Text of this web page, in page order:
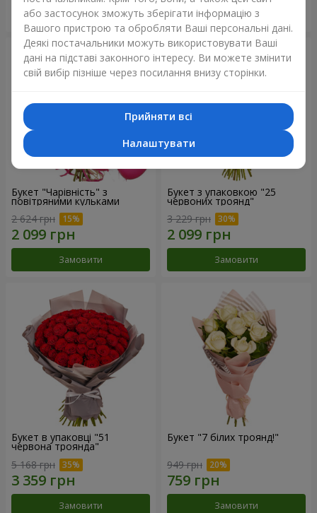
Замовити Замовити
Букет "Чарівність" з
повітряними кульками
2 624 грн
Замовити
Букет з упаковкою "25
червоних троянд"
3 229 грн
Замовити
Букет в упаковці "51
червона троянда"
5 168 грн
Замовити
Букет "7 білих троянд!"
949 грн
Замовити
або застосунок зможуть зберігати інформацію з
Вашого пристрою та обробляти Ваші персональні дані.
Деякі постачальники можуть використовувати Ваші
дані на підставі законного інтересу. Ви можете змінити
свій вибір пізніше через посилання внизу сторінки.
Прийняти всі
Налаштувати